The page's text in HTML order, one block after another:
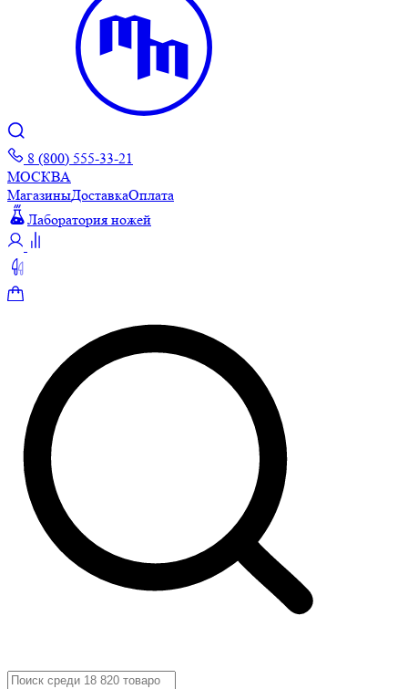
8 (800) 555-33-21
МОСКВА
МагазиныДоставкаОплата
Лаборатория ножей